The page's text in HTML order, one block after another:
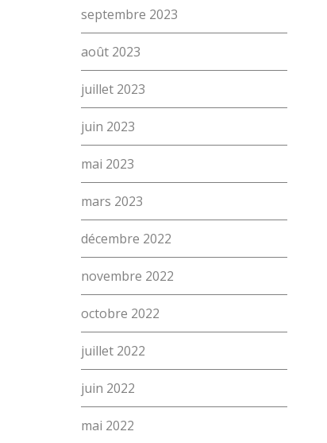
L’école
Formations
Promotion des métiers
Métiers
Actualités
Contact
Emploi
proFonds
Cours interentreprises
Tests d’aptitudes
Accès et plan de l’école
Recherche
(Par exemple: un métier ou une formation)
septembre 2023
août 2023
juillet 2023
juin 2023
mai 2023
mars 2023
décembre 2022
novembre 2022
octobre 2022
juillet 2022
juin 2022
mai 2022